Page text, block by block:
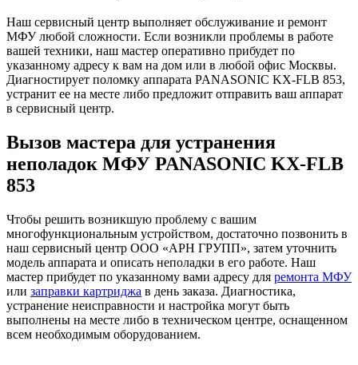
Наш сервисный центр выполняет обслуживание и ремонт
МФУ любой сложности. Если возникли проблемы в работе
вашей техники, наш мастер оперативно прибудет по
указанному адресу к вам на дом или в любой офис Москвы.
Диагностирует поломку аппарата PANASONIC KX-FLB 853,
устранит ее на месте либо предложит отправить ваш аппарат
в сервисный центр.
Вызов мастера для устранения
неполадок МФУ PANASONIC KX-FLB
853
Чтобы решить возникшую проблему с вашим
многофункциональным устройством, достаточно позвонить в
наш сервисный центр ООО «АРН ГРУПП», затем уточнить
модель аппарата и описать неполадки в его работе. Наш
мастер прибудет по указанному вами адресу для ремонта МФУ
или заправки картриджа в день заказа. Диагностика,
устранение неисправности и настройка могут быть
выполнены на месте либо в техническом центре, оснащенном
всем необходимым оборудованием.